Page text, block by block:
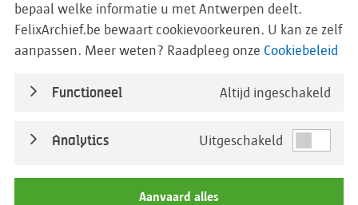
AanvraagDatum 05/08/1893
Omschrijving Reclameborden
Dossiernummer 1893/1167
Aanvrager Grèze-Vedrenne
bepaal welke informatie u met Antwerpen deelt.
FelixArchief.be bewaart cookievoorkeuren. U kan ze zelf
aanpassen. Meer weten? Raadpleeg onze Cookiebeleid
Functioneel Altijd ingeschakeld
Analytics Uitgeschakeld
Aanvaard alles